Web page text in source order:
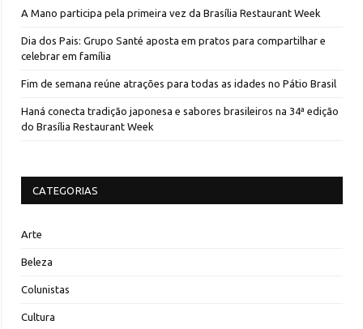
A Mano participa pela primeira vez da Brasília Restaurant Week
Dia dos Pais: Grupo Santé aposta em pratos para compartilhar e
celebrar em família
Fim de semana reúne atrações para todas as idades no Pátio Brasil
Haná conecta tradição japonesa e sabores brasileiros na 34ª edição
do Brasília Restaurant Week
CATEGORIAS
Arte
Beleza
Colunistas
Cultura